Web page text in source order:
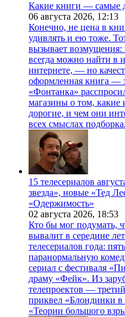
Какие книги — самые
06 августа 2026, 12:13
Конечно, не цена в
удивлять и ею тоже.
вызывает
всегда можно найти в
интернете, — но
оформленная книга —
«Фонтанка»
магазины о том,
дорогие, и чем они
всех смыслах подборка.
15 телесериалов
звезда», новые «Тед
«Одержимость»
02 августа 2026, 18:53
Кто бы мог подумать,
вывалит в середине
телесериалов года:
паранормальную
сериал с фестиваля
драму «Фейк». Из
телепроектов —
приквел «Блондинки
«Теории большого